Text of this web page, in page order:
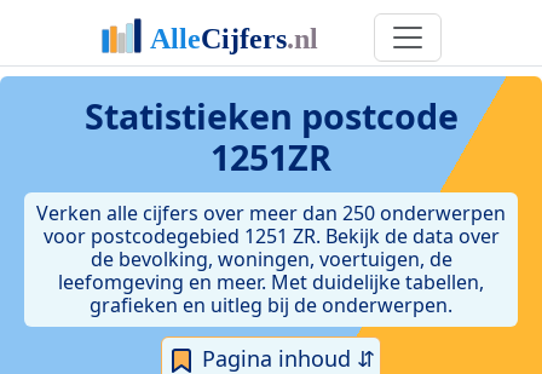
Statistieken postcode
1251ZR
Verken alle cijfers over meer dan 250 onderwerpen
voor postcodegebied 1251 ZR. Bekijk de data over
de bevolking, woningen, voertuigen, de
leefomgeving en meer. Met duidelijke tabellen,
grafieken en uitleg bij de onderwerpen.
Pagina inhoud ⇵